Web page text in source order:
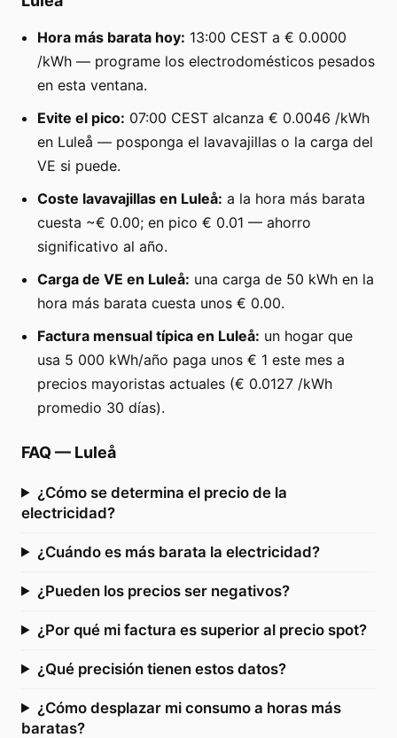
Hora más barata hoy: 13:00 CEST a € 0.0000
/kWh — programe los electrodomésticos pesados
en esta ventana.
Evite el pico: 07:00 CEST alcanza € 0.0046 /kWh
en Luleå — posponga el lavavajillas o la carga del
VE si puede.
Coste lavavajillas en Luleå: a la hora más barata
cuesta ~€ 0.00; en pico € 0.01 — ahorro
significativo al año.
Carga de VE en Luleå: una carga de 50 kWh en la
hora más barata cuesta unos € 0.00.
Factura mensual típica en Luleå: un hogar que
usa 5 000 kWh/año paga unos € 1 este mes a
precios mayoristas actuales (€ 0.0127 /kWh
promedio 30 días).
FAQ — Luleå
¿Cómo se determina el precio de la
electricidad?
¿Cuándo es más barata la electricidad?
¿Pueden los precios ser negativos?
¿Por qué mi factura es superior al precio spot?
¿Qué precisión tienen estos datos?
¿Cómo desplazar mi consumo a horas más
baratas?